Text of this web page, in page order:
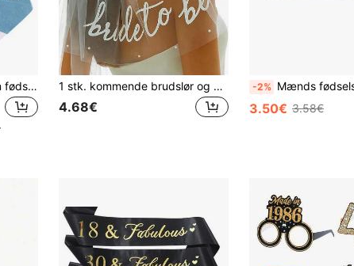
1 stk. rhinstensdekoration fødselsdagsfestkrone og 1 stk. bæltesæt, blå glitterbæltedekoration, til piger fødselsdagsfest, jul 1 stk. kommende brudslør og pandebånd - Elegant hvid blonde og kunstig perle brudeslør med kam til brude, brudebad - Bryllupstilbehør gave til brudepiger og polterabendtilbehør
4.68€
-2% Mænds fødselsdagsfest skulderrem badge sæt,
3.50€ 3.58€